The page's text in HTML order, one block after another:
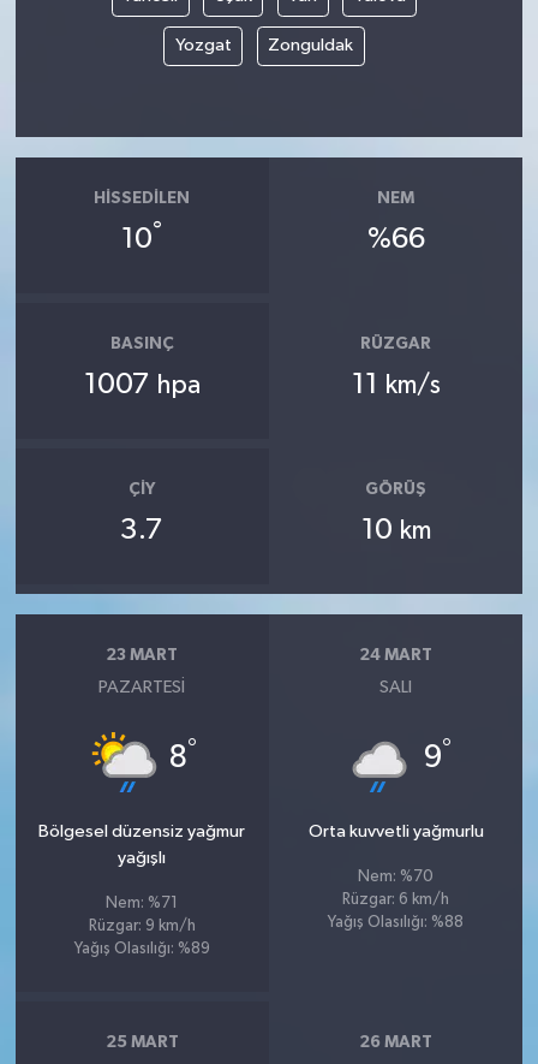
Yozgat Zonguldak
HISSEDILEN
10°
NEM
%66
BASINÇ
1007 hpa
RÜZGAR
11 km/s
ÇIY
3.7
GÖRÜŞ
10 km
23 MART
PAZARTESI
8°
Bölgesel düzensiz yağmur
yağışlı
Nem: %71
Rüzgar: 9 km/h
Yağış Olasılığı: %89
24 MART
SALI
9°
Orta kuvvetli yağmurlu
Nem: %70
Rüzgar: 6 km/h
Yağış Olasılığı: %88
25 MART 26 MART